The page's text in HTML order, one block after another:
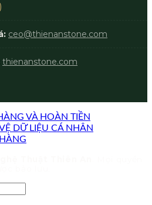
ceo@thienanstone.com
thienanstone.com
VÀ HOÀN TIỀN
DỮ LIỆU CÁ NHÂN